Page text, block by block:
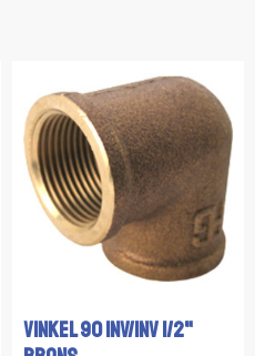
VINKEL 90 INV/INV 1/2"